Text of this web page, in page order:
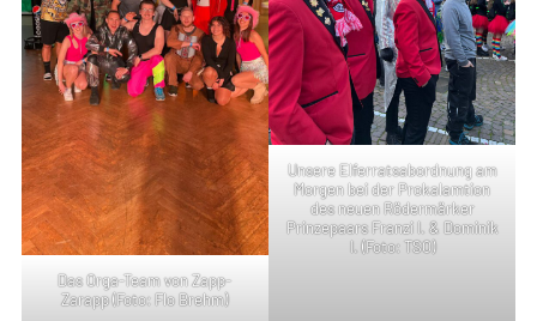
Das Orga-Team von Zapp-
Zarapp (Foto: Flo Brehm)
Unsere Elferratsabordnung am
Morgen bei der Prokalamtion
des neuen Rödermärker
Prinzepaars Franzi I. & Dominik
I. (Foto: TSO)